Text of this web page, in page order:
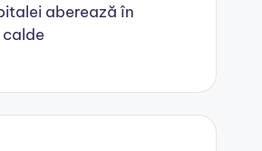
aberează în